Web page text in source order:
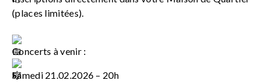
(places limitées).
Concerts à venir :
Samedi 21.02.2026 – 20h